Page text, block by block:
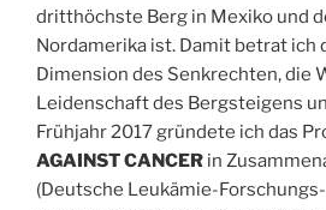
dritthöchste Berg in Mexiko und
Nordamerika ist. Damit betrat ich
Dimension des Senkrechten, die
Leidenschaft des Bergsteigens
Frühjahr 2017 gründete ich das
AGAINST CANCER in
(Deutsche Leukämie-